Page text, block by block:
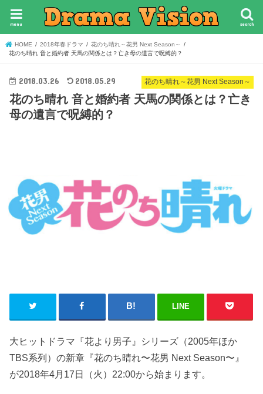
search
menu
HOME 2018年春ドラマ
花のち晴れ～花男 Next Season～
花のち晴れ 音と婚約者 天馬の関係とは？亡き母の遺言で呪縛的？
花のち晴れ～花男 Next Season～
2018.03.26 2018.05.29
花のち晴れ 音と婚約者 天馬の関係とは？亡き
母の遺言で呪縛的？
LINE
大ヒットドラマ『花より男子』シリーズ（2005年ほか
TBS系列）の新章『花のち晴れ〜花男 Next Season〜』
が2018年4月17日（火）22:00から始まります。